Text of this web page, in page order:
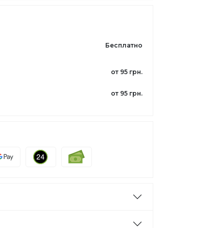
Бесплатно
от 95 грн.
от 95 грн.